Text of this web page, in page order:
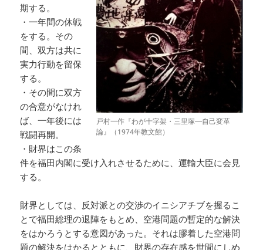
戸村一作『わが十字架・三里塚―自己変革
論』（1974年教文館）
期する。
・一年間の休戦
をする。その
間、双方は共に
実力行動を留保
する。
・その間に双方
の合意がなけれ
ば、一年後には
戦闘再開。
・財界はこの条
件を福田内閣に受け入れさせるために、運輸大臣に会見
する。
財界としては、反対派との交渉のイニシアチブを握るこ
とで福田総理の退陣をもとめ、空港問題の暫定的な解決
をはかろうとする意図があった。それは膠着した空港問
題の解決をはかるとともに、財界の存在感を世間にしめ